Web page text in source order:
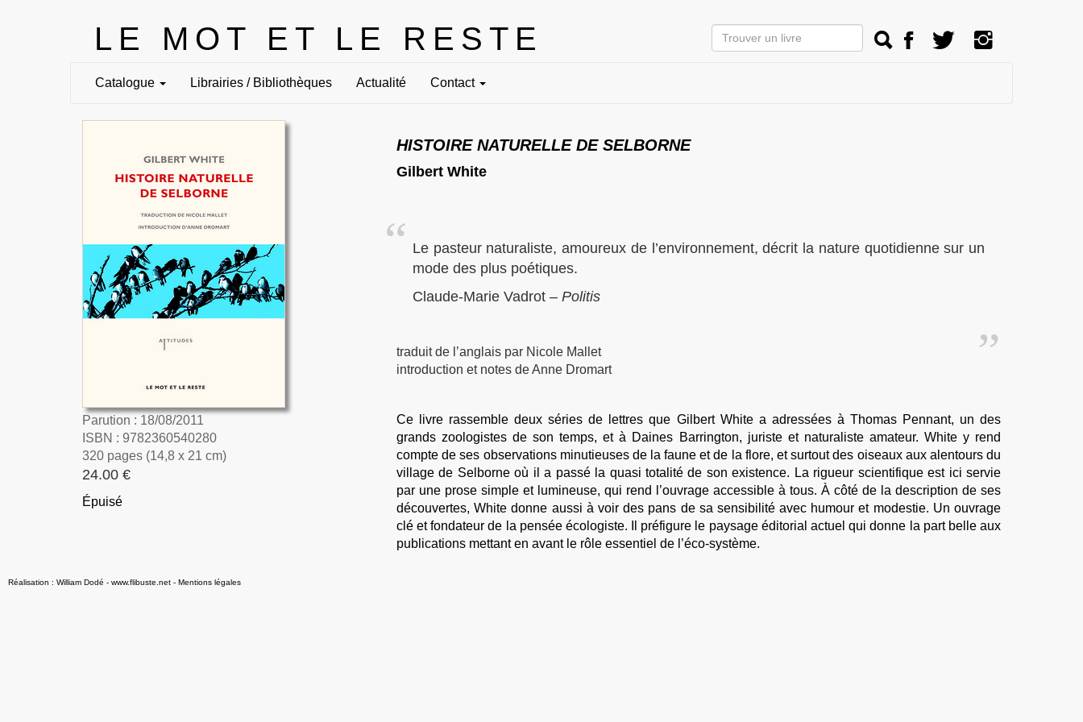
LE MOT ET LE RESTE
Catalogue Librairies / Bibliothèques Actualité Contact
Parution : 18/08/2011
ISBN : 9782360540280
320 pages (14,8 x 21 cm)
24.00 €
Épuisé
HISTOIRE NATURELLE DE SELBORNE
Gilbert White
Le pasteur naturaliste, amoureux de l’environnement, décrit la nature quotidienne sur un
mode des plus poétiques.
Claude-Marie Vadrot – Politis
traduit de l’anglais par Nicole Mallet
introduction et notes de Anne Dromart
Ce livre rassemble deux séries de lettres que Gilbert White a adressées à Thomas Pennant, un des
grands zoologistes de son temps, et à Daines Barrington, juriste et naturaliste amateur. White y rend
compte de ses observations minutieuses de la faune et de la flore, et surtout des oiseaux aux alentours du
village de Selborne où il a passé la quasi totalité de son existence. La rigueur scientifique est ici servie
par une prose simple et lumineuse, qui rend l’ouvrage accessible à tous. À côté de la description de ses
découvertes, White donne aussi à voir des pans de sa sensibilité avec humour et modestie. Un ouvrage
clé et fondateur de la pensée écologiste. Il préfigure le paysage éditorial actuel qui donne la part belle aux
publications mettant en avant le rôle essentiel de l’éco-système.
Réalisation : William Dodé - www.flibuste.net - Mentions légales